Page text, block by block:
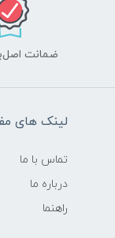
ضمانت
لینک های
تماس با ما
درباره ما
راهنما